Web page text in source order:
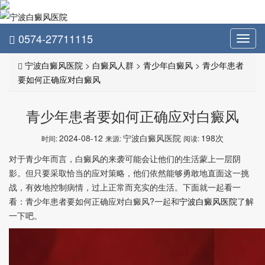
0574-27711115
宁波白癜风医院 > 白癜风人群 > 青少年白癜风 > 青少年患者
要如何正确应对白癜风
青少年患者要如何正确应对白癜风
时间:2024-08-12 来源:宁波白癜风医院 阅读: 198次
对于青少年而言，白癜风的来袭可能会让他们的生活蒙上一层阴
影。但只要采取恰当的应对策略，他们依然能够勇敢地直面这一挑
战，有效地控制病情，过上正常而充实的生活。下面就一起看一
看：青少年患者要如何正确应对白癜风?一起和宁波白癜风医院了解
一下吧。